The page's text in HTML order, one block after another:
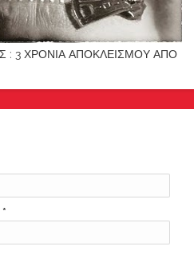
: 3 ΧΡΟΝΙΑ ΑΠΟΚΛΕΙΣΜΟΥ ΑΠΟ
*